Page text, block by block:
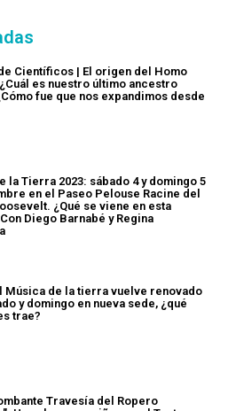
Científicos | El origen del Homo
es nuestro último ancestro
fue que nos expandimos desde
la Tierra 2023: sábado 4 y domingo 5
en el Paseo Pelouse Racine del
¿Qué se viene en esta
Diego Barnabé y Regina
Música de la tierra vuelve renovado
y domingo en nueva sede, ¿qué
trae?
Travesía del Ropero